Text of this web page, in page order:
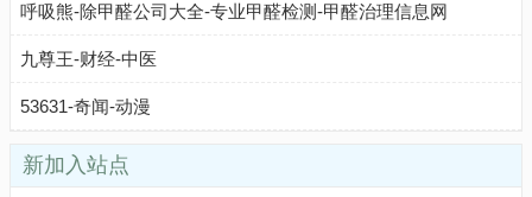
呼吸熊-除甲醛公司大全-专业甲醛检测-甲醛治理信息网
九尊王-财经-中医
53631-奇闻-动漫
新加入站点